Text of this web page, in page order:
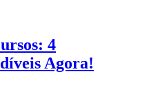
4
Agora!